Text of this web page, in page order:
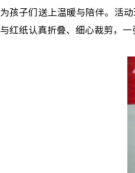
为孩子们送上温暖与陪伴。活
与红纸认真折叠、细心裁剪，